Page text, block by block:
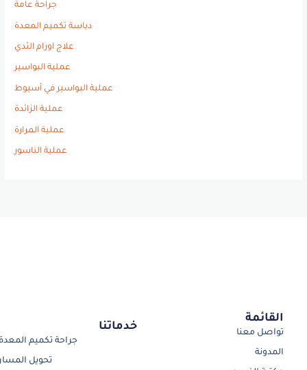
جراحة عامة
دباسة تكميم المعدة
علاج اورام الثدي
عملية البواسير
عملية البواسير في أسيوط
عملية الزائدة
عملية المرارة
عملية الناسور
القائمة
تواصل معنا
المدونة
خدماتنا
جراحة تكميم
تحويل